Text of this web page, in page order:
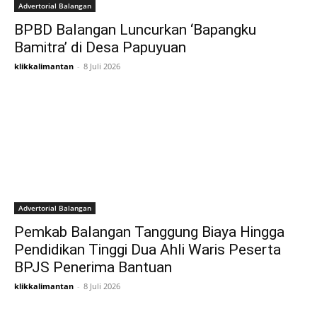
Advertorial Balangan
BPBD Balangan Luncurkan ‘Bapangku
Bamitra’ di Desa Papuyuan
klikkalimantan - 8 Juli 2026
Advertorial Balangan
Pemkab Balangan Tanggung Biaya Hingga
Pendidikan Tinggi Dua Ahli Waris Peserta
BPJS Penerima Bantuan
klikkalimantan - 8 Juli 2026